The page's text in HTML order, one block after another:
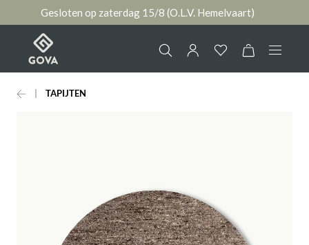
Gesloten op zaterdag 15/8 (O.L.V. Hemelvaart)
Collectie
Nieuws & Inspiratie
ofregistreren
TAPIJTEN